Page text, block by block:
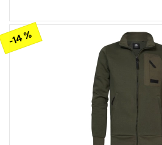
-14 %